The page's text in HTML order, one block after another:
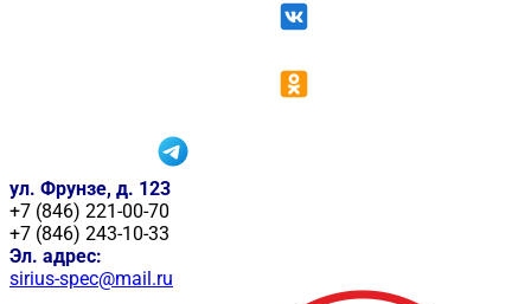
ул. Фрунзе, д. 123
+7 (846) 221-00-70
+7 (846) 243-10-33
Эл. адрес:
sirius-spec@mail.ru